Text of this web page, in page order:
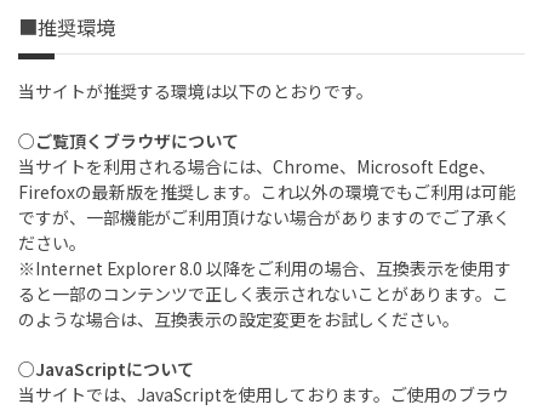
■推奨環境
当サイトが推奨する環境は以下のとおりです。
○ご覧頂くブラウザについて
当サイトを利用される場合には、Chrome、Microsoft Edge、
Firefoxの最新版を推奨します。これ以外の環境でもご利用は可能
ですが、一部機能がご利用頂けない場合がありますのでご了承く
ださい。
※Internet Explorer 8.0 以降をご利用の場合、互換表示を使用す
ると一部のコンテンツで正しく表示されないことがあります。こ
のような場合は、互換表示の設定変更をお試しください。
○JavaScriptについて
当サイトでは、JavaScriptを使用しております。ご使用のブラウ